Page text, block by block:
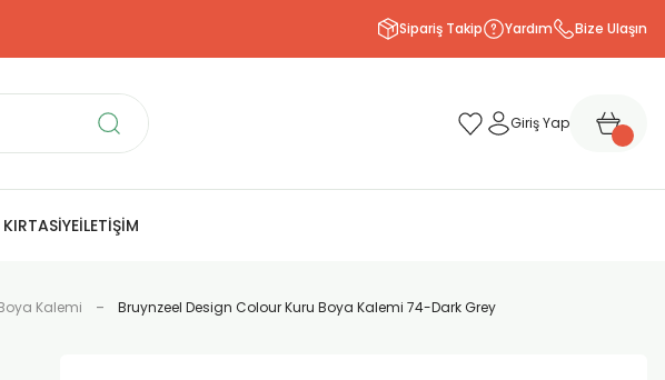
Sipariş Takip Yardım Bize Ulaşın
Giriş Yap
İLETİŞİM
Kalemi Bruynzeel Design Colour Kuru Boya Kalemi 74-Dark Grey